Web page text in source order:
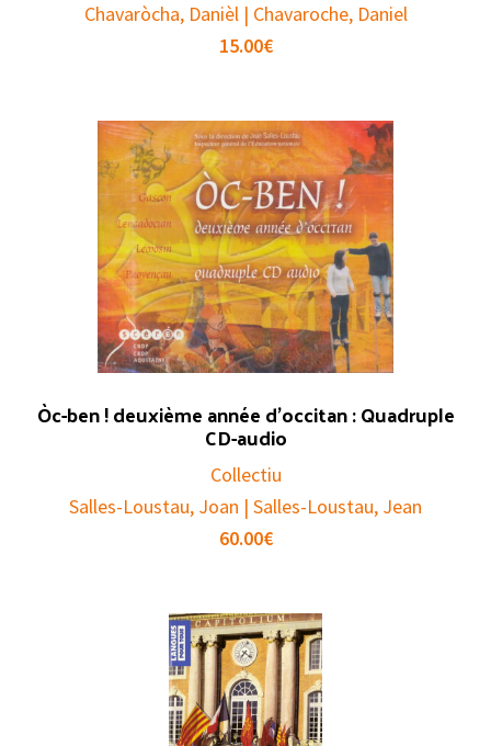
Chavaròcha, Danièl | Chavaroche, Daniel
15.00€
Òc-ben ! deuxième année d’occitan : Quadruple
CD-audio
Collectiu
Salles-Loustau, Joan | Salles-Loustau, Jean
60.00€